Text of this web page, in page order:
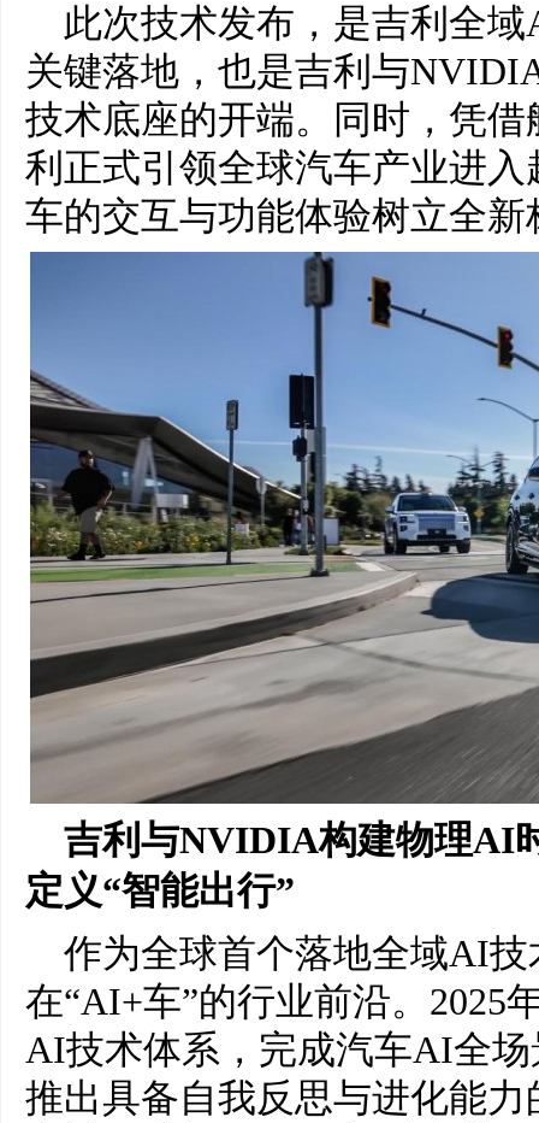
此次技术发布，是吉利全
关键落地，也是吉利与
技术底座的开端。同时，凭
利正式引领全球汽车产业进
车的交互与功能体验树立全新
吉利与NVIDIA构建物理AI
定义“智能出行”
作为全球首个落地全域AI
在“AI+车”的行业前沿。2025
AI技术体系，完成汽车AI全场
推出具备自我反思与进化能